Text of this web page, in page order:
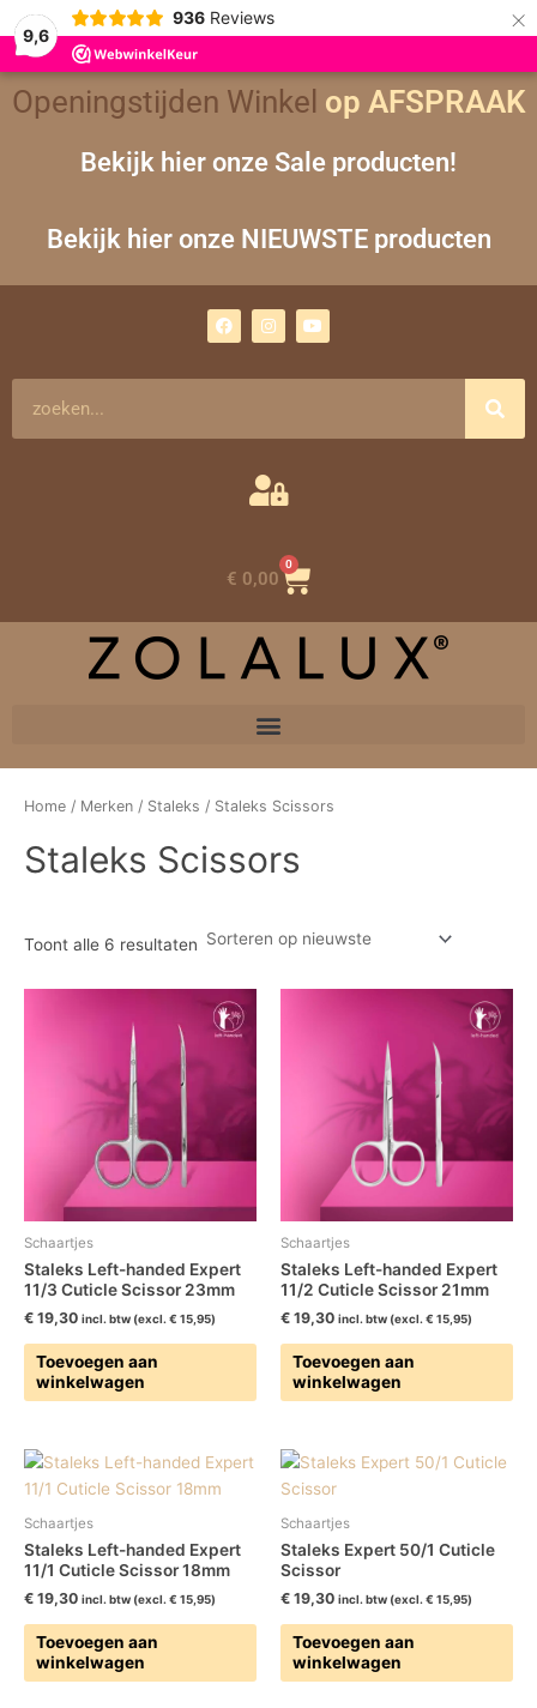
9,6
936 Reviews ×
Openingstijden Winkel op AFSPRAAK
Bekijk hier onze Sale producten!
Bekijk hier onze NIEUWSTE producten
a
c
n
s
m
o
u
€ 0,00
0
Winkelwagen
Home / Merken / Staleks / Staleks Scissors
Staleks Scissors
Toont alle 6 resultaten
Gesorteerd
op
nieuwste
Schaartjes
Staleks Left-handed Expert
11/3 Cuticle Scissor 23mm
€ 19,30 incl. btw (excl. € 15,95)
Toevoegen aan
winkelwagen
Schaartjes
Staleks Left-handed Expert
11/2 Cuticle Scissor 21mm
€ 19,30 incl. btw (excl. € 15,95)
Toevoegen aan
winkelwagen
Schaartjes
Staleks Left-handed Expert
11/1 Cuticle Scissor 18mm
€ 19,30 incl. btw (excl. € 15,95)
Toevoegen aan
winkelwagen
Schaartjes
Staleks Expert 50/1 Cuticle
Scissor
€ 19,30 incl. btw (excl. € 15,95)
Toevoegen aan
winkelwagen